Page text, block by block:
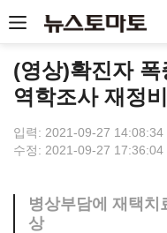
(영상)확진자
역학조사 재정비
입력: 2021-09-27 14:08:34
수정: 2021-09-27 17:36:04
병상부담에 재택치
상